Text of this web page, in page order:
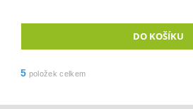
5 položek celkem